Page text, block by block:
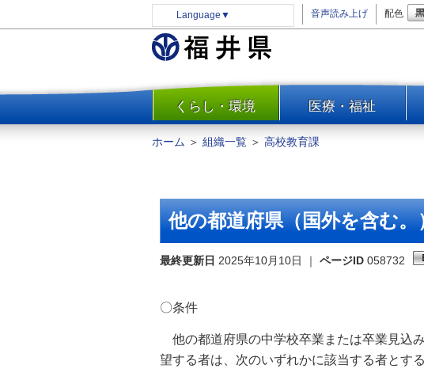
Language ▼ 音声読み上げ 配色
一覧
くらし・環境 医療・福祉
防災
水道・エネルギー
住まい・土地
環境問題・廃棄物対策・リサ
イクル
河川・砂防・港湾
自然
ホーム ＞ 組織一覧 ＞ 高校教育課
他の都道府県（国外を含む
最終更新日 2025年10月10日 ｜ ページID 058732
〇条件
他の都道府県の中学校卒業または卒業見込
望する者は、次のいずれかに該当する者とする